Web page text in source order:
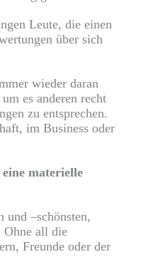
Leute, die einen
über sich
wieder daran
es anderen recht
zu entsprechen.
im Business oder
materielle
und –schönsten,
Ohne all die
Freunde oder der